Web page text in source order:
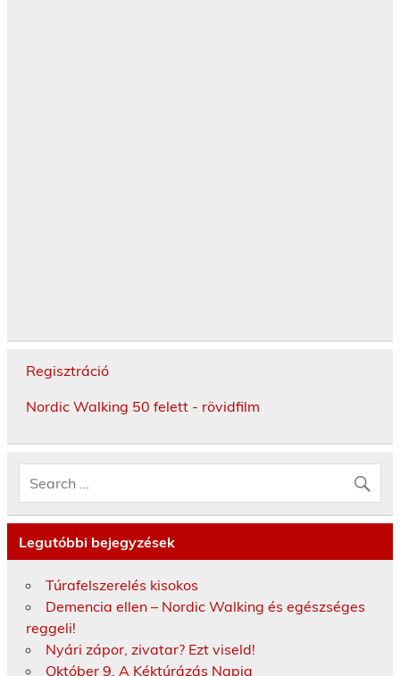
Regisztráció
Nordic Walking 50 felett - rövidfilm
Legutóbbi bejegyzések
Túrafelszerelés kisokos
Demencia ellen – Nordic Walking és egészséges
reggeli!
Nyári zápor, zivatar? Ezt viseld!
Október 9. A Kéktúrázás Napja